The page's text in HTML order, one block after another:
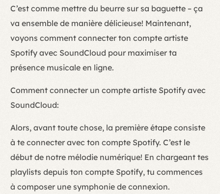
C’est comme mettre du beurre sur sa baguette – ça
va ensemble de manière délicieuse! Maintenant,
voyons comment connecter ton compte artiste
Spotify avec SoundCloud pour maximiser ta
présence musicale en ligne.
Comment connecter un compte artiste Spotify avec
SoundCloud:
Alors, avant toute chose, la première étape consiste
à te connecter avec ton compte Spotify. C’est le
début de notre mélodie numérique! En chargeant tes
playlists depuis ton compte Spotify, tu commences
à composer une symphonie de connexion.